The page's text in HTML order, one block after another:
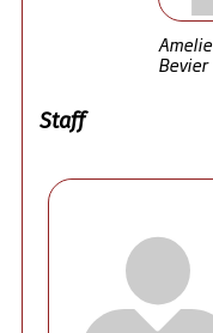
Amelie
Bevier
Staff